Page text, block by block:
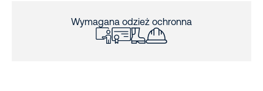
Wymagana odzież ochronna